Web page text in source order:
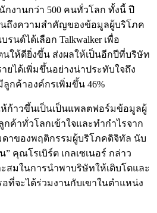
งานกว่า 500 คนทั่วโลก ทั้งนี้ ปี
นถึงความสำคัญของข้อมูลผู้บริโภค
นด์ได้เลือก Talkwalker เพื่อ
ให้ดียิ่งขึ้น ส่งผลให้เป็นอีกปีที่บริษัท
ยได้เพิ่มขึ้นอย่างน่าประทับใจถึง
ลูกค้าองค์กรเพิ่มขึ้น 46%
ห้ก้าวขึ้นเป็นเป็นแพลตฟอร์มข้อมูลผู้
ค้าทั่วโลกเข้าใจและทำกำไรจาก
ดาของพฤติกรรมผู้บริโภคดิจิทัล นับ
คุณโรเบิร์ต เกลเซเนอร์ กล่าว
มในการนำพาบริษัทให้เติบโตและ
ที่จะได้ร่วมงานกับเขาในตำแหน่ง